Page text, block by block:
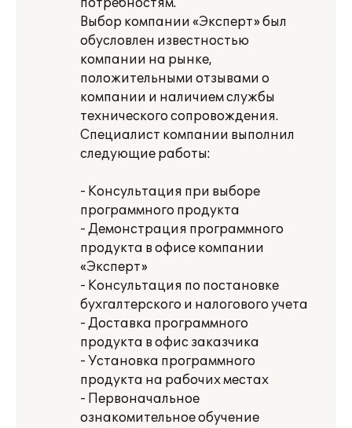
потребностям.
Выбор компании «Эксперт» был
обусловлен известностью
компании на рынке,
положительными отзывами о
компании и наличием службы
технического сопровождения.
Специалист компании выполнил
следующие работы:
- Консультация при выборе
программного продукта
- Демонстрация программного
продукта в офисе компании
«Эксперт»
- Консультация по постановке
бухгалтерского и налогового учета
- Доставка программного
продукта в офис заказчика
- Установка программного
продукта на рабочих местах
- Первоначальное
ознакомительное обучение